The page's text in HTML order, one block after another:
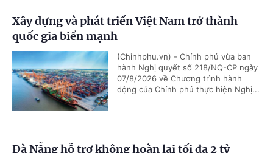
Xây dựng và phát triển Việt Nam trở thành
quốc gia biển mạnh
(Chinhphu.vn) - Chính phủ vừa ban
hành Nghị quyết số 218/NQ-CP ngày
07/8/2026 về Chương trình hành
động của Chính phủ thực hiện Nghị...
Đà Nẵng hỗ trợ không hoàn lại tối đa 2 tỷ